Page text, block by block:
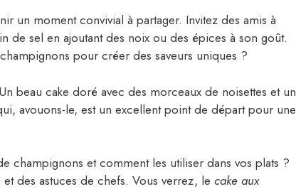
un moment convivial à partager. Invitez des amis à
de sel en ajoutant des noix ou des épices à son goût.
pour créer des saveurs uniques ?
beau cake doré avec des morceaux de noisettes et un
avouons-le, est un excellent point de départ pour une
champignons et comment les utiliser dans vos plats ?
des astuces de chefs. Vous verrez, le cake aux